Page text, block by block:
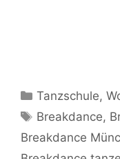
Kategorien
Tanzschule,
Schlagwörter
Breakdance,
Breakdance